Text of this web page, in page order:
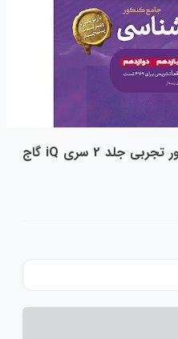
کتاب زیست شناسی جامع کنکور تجربی جلد 2 سری iQ گاج